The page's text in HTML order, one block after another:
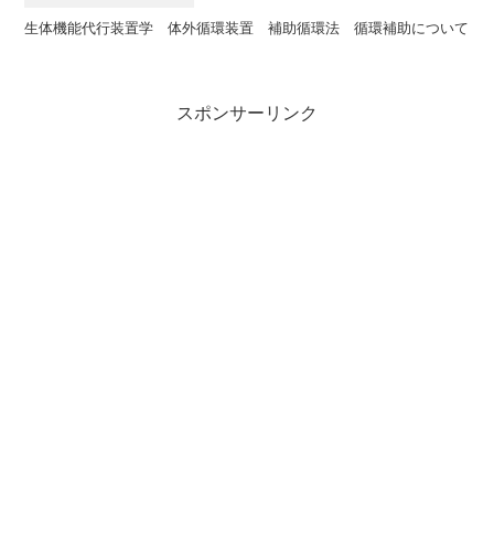
生体機能代行装置学 体外循環装置 補助循環法 循環補助について
スポンサーリンク